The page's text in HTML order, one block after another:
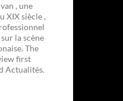
, une
XIX siècle ,
la scène
The
first
Actualités.